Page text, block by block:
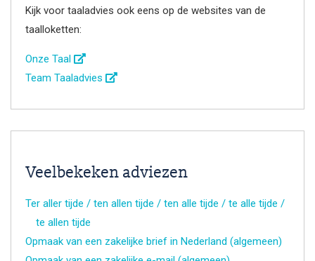
Kijk voor taaladvies ook eens op de websites van de
taalloketten:
Onze Taal
Team Taaladvies
Veelbekeken adviezen
Ter aller tijde / ten allen tijde / ten alle tijde / te alle tijde /
te allen tijde
Opmaak van een zakelijke brief in Nederland (algemeen)